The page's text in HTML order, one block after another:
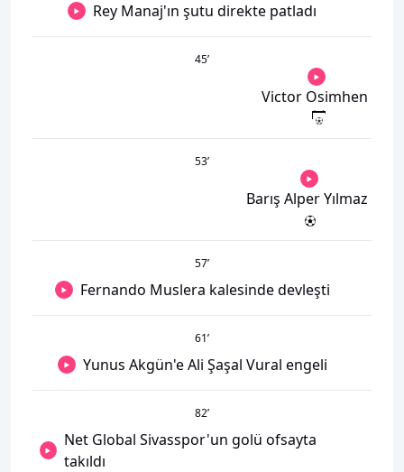
Rey Manaj'ın şutu direkte patladı
45’
Victor Osimhen
53’
Barış Alper Yılmaz
57’
Fernando Muslera kalesinde devleşti
61’
Yunus Akgün'e Ali Şaşal Vural engeli
82’
Net Global Sivasspor'un golü ofsayta
takıldı